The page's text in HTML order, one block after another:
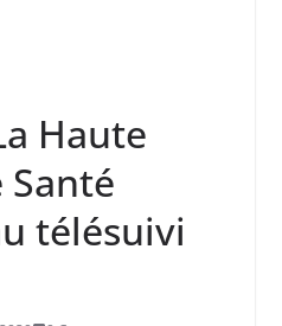
Haute
télésuivi